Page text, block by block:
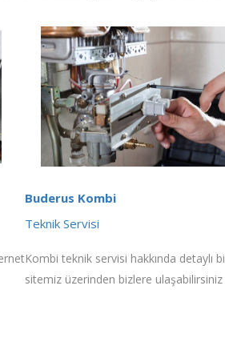
Buderus Kombi
Teknik Servisi
Kombi teknik servisi hakkında detaylı
sitemiz üzerinden bizlere ulaşabilirsiniz